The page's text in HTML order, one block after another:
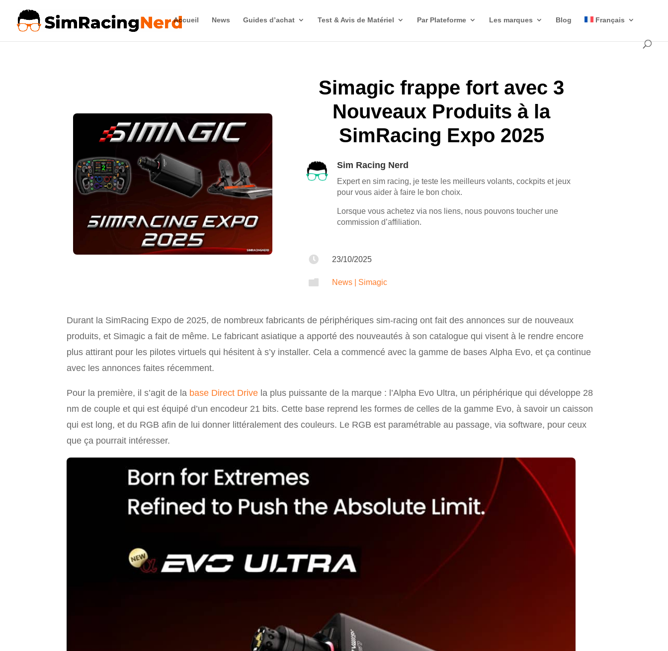
Accueil News Guides d’achat Test & Avis de Matériel Par Plateforme Les marques Blog Français
Simagic frappe fort avec 3
Nouveaux Produits à la
SimRacing Expo 2025
Sim Racing Nerd
Expert en sim racing, je teste les meilleurs volants, cockpits et jeux
pour vous aider à faire le bon choix.
Lorsque vous achetez via nos liens, nous pouvons toucher une
commission d’affiliation.
 23/10/2025
 News Simagic
Durant la SimRacing Expo de 2025, de nombreux fabricants de périphériques sim-racing ont fait des annonces sur de nouveaux
produits, et Simagic a fait de même. Le fabricant asiatique a apporté des nouveautés à son catalogue qui visent à le rendre encore
plus attirant pour les pilotes virtuels qui hésitent à s’y installer. Cela a commencé avec la gamme de bases Alpha Evo, et ça continue
avec les annonces faites récemment.
Pour la première, il s’agit de la base Direct Drive la plus puissante de la marque : l’Alpha Evo Ultra, un périphérique qui développe 28
nm de couple et qui est équipé d’un encodeur 21 bits. Cette base reprend les formes de celles de la gamme Evo, à savoir un caisson
qui est long, et du RGB afin de lui donner littéralement des couleurs. Le RGB est paramétrable au passage, via software, pour ceux
que ça pourrait intéresser.